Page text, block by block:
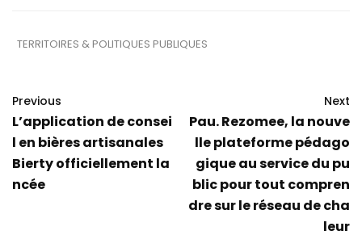
TERRITOIRES & POLITIQUES PUBLIQUES
Previous
L’application de consei
l en bières artisanales
Bierty officiellement la
ncée
Next
Pau. Rezomee, la nouve
lle plateforme pédago
gique au service du pu
blic pour tout compren
dre sur le réseau de cha
leur